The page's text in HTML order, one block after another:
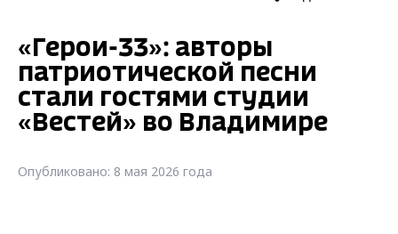
«Герои-33»: авторы
патриотической песни
стали гостями студии
«Вестей» во Владимире
Опубликовано: 8 мая 2026 года